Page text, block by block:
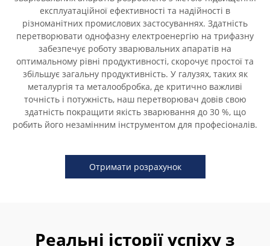
експлуатаційної ефективності та надійності в
різноманітних промислових застосуваннях. Здатність
перетворювати однофазну електроенергію на трифазну
забезпечує роботу зварювальних апаратів на
оптимальному рівні продуктивності, скорочує простої та
збільшує загальну продуктивність. У галузях, таких як
металургія та металообробка, де критично важливі
точність і потужність, наш перетворювач довів свою
здатність покращити якість зварювання до 30 %, що
робить його незамінним інструментом для професіоналів.
Отримати розрахунок
Реальні історії успіху з